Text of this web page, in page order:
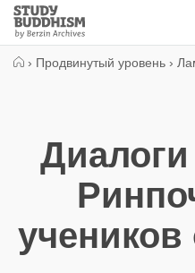
Close
Study
Buddhism
› Продвинутый уровень ›